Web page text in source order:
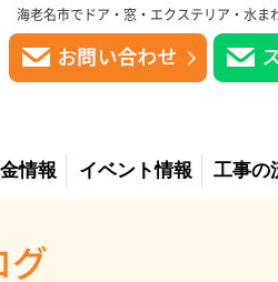
海老名市でドア・窓・エクステリア・水ま
情報 イベント情報 工事の
グ